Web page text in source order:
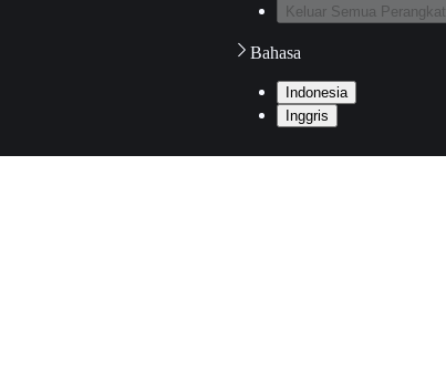
Keluar Semua Perangkat
Bahasa
Indonesia
Inggris